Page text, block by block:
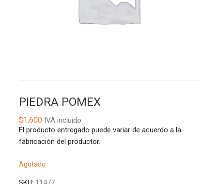
PIEDRA POMEX
$1,600IVA incluído
El producto entregado puede variar de acuerdo a la
fabricación del productor.
Agotado